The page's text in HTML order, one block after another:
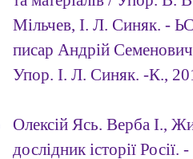
Мільчев, І. Л. Синяк. -
писар Андрій
Упор. І. Л. Синяк. -К.,
Олексій Ясь. Верба І.,
дослідник історії